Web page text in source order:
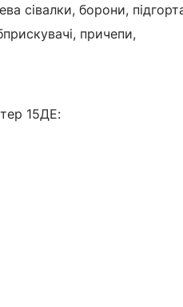
сівалки, борони,
причепи,
15ДЕ: